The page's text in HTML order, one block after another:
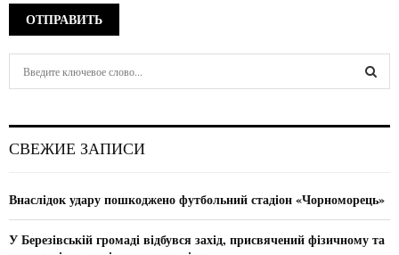
h
o
:
C
СВЕЖИЕ ЗАПИСИ
Внаслідок удару пошкоджено футбольний стадіон «Чорноморець»
У Березівській громаді відбувся захід, присвячений фізичному та